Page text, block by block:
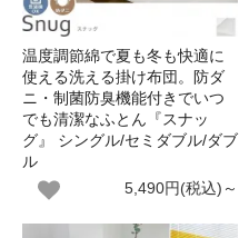
温度調節綿で夏も冬も快適に
使える洗える掛け布団。防ダ
ニ・制菌防臭機能付きでいつ
でも清潔なふとん『スナッ
グ』 シングル/セミダブル/ダブ
ル
5,490円(税込)～